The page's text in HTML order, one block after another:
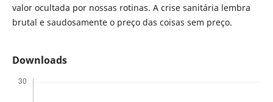
valor ocultada por nossas rotinas. A crise sanitária lembra
brutal e saudosamente o preço das coisas sem preço.
Downloads